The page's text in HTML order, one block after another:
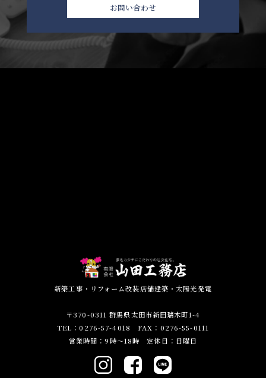
お問い合わせ
新築工事・リフォーム改装店舗建築・太陽光発電
〒370-0311 群馬県太田市新田瑞木町1-4
TEL：0276-57-4018 FAX：0276-55-0111
営業時間：9時～18時 定休日：日曜日